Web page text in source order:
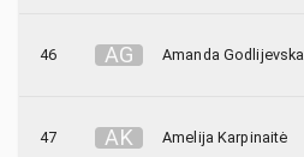
46 AG Amanda Godlijevska
47 AK Amelija Karpinaitė